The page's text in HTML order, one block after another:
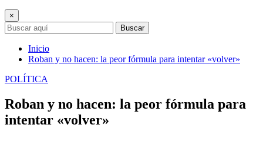
×
Buscar
Inicio
Roban y no hacen: la peor fórmula para intentar «volver»
POLÍTICA
Roban y no hacen: la peor fórmula para
intentar «volver»